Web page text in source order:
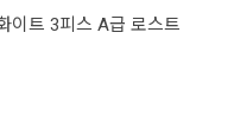
이트 3피스 A급 로스트